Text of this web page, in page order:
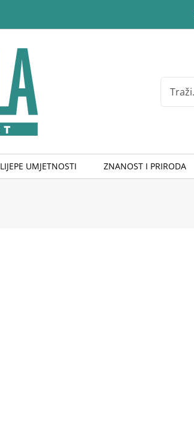
Search
for:
LIJEPE UMJETNOSTI ZNANOST I PRIRODA